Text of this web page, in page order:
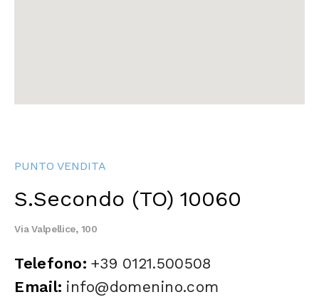
PUNTO VENDITA
S.Secondo (TO) 10060
Via Valpellice, 100
Telefono: +39 0121.500508
Email: info@domenino.com